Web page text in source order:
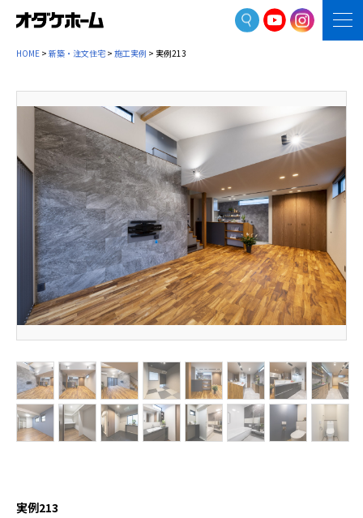
HOME > 新築・注文住宅 > 施工実例 > 実例213
実例213